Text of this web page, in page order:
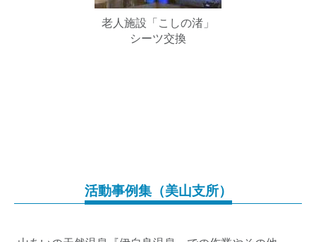
老人施設「こしの渚」
シーツ交換
活動事例集（美山支所）